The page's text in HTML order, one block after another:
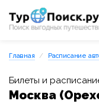
Главная Расписание
Билеты и
Москва